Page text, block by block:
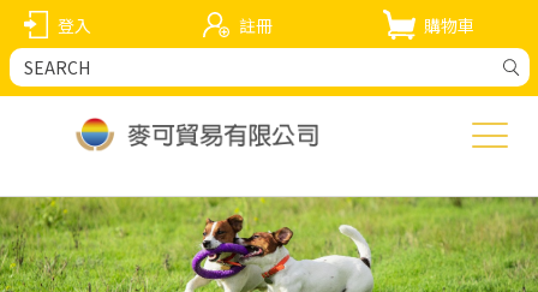
登入 註冊 購物車